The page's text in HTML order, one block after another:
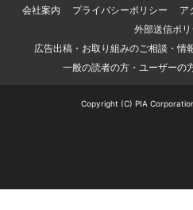
会社案内
プライバシーポリシー
ア
外部送信ポリ
広告出稿・お取り組みのご相談・情
一般の読者の方・ユーザーの
Copyright (C) PIA